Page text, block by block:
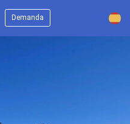
Demanda ×